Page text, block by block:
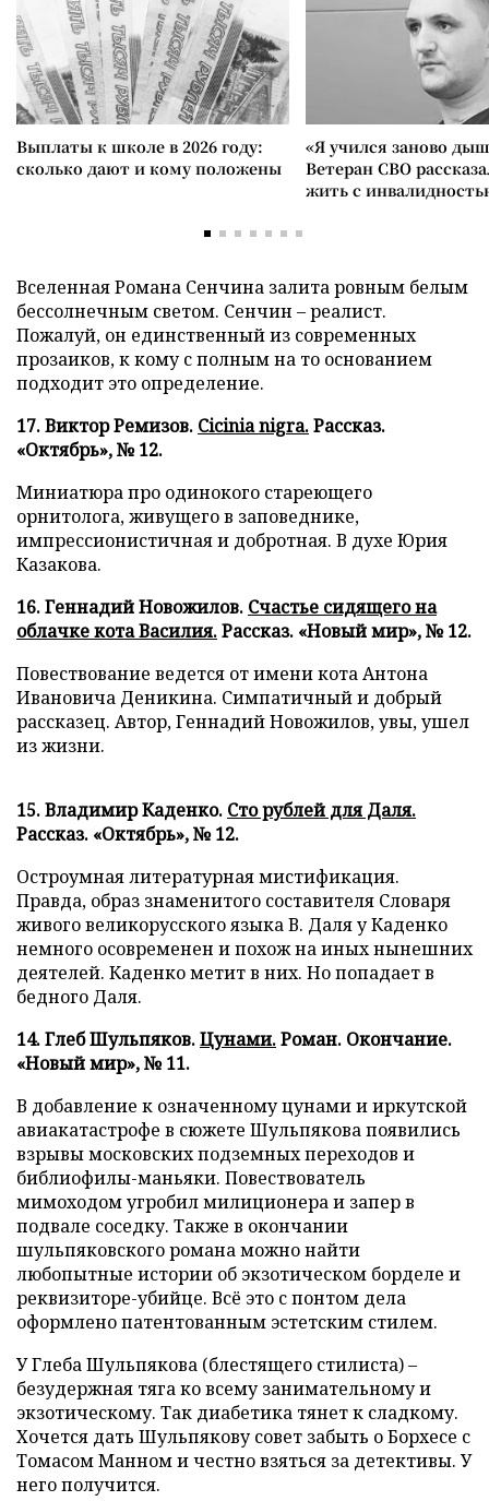
Выплаты к школе в 2026 году:
сколько дают и кому положены
«Я учился заново
Ветеран СВО
жить с
Вселенная Романа Сенчина залита ровным белым
бессолнечным светом. Сенчин – реалист.
Пожалуй, он единственный из современных
прозаиков, к кому с полным на то основанием
подходит это определение.
17. Виктор Ремизов. Cicinia nigra.Рассказ.
«Октябрь», № 12.
Миниатюра про одинокого стареющего
орнитолога, живущего в заповеднике,
импрессионистичная и добротная. В духе Юрия
Казакова.
16. Геннадий Новожилов. Счастье сидящего на
облачке кота Василия.Рассказ. «Новый мир», № 12.
Повествование ведется от имени кота Антона
Ивановича Деникина. Симпатичный и добрый
рассказец. Автор, Геннадий Новожилов, увы, ушел
из жизни.
15. Владимир Каденко. Сто рублей для Даля.
Рассказ. «Октябрь», № 12.
Остроумная литературная мистификация.
Правда, образ знаменитого составителя Словаря
живого великорусского языка В. Даля у Каденко
немного осовременен и похож на иных нынешних
деятелей. Каденко метит в них. Но попадает в
бедного Даля.
14. Глеб Шульпяков.Цунами.Роман. Окончание.
«Новый мир», № 11.
В добавление к означенному цунами и иркутской
авиакатастрофе в сюжете Шульпякова появились
взрывы московских подземных переходов и
библиофилы-маньяки. Повествователь
мимоходом угробил милиционера и запер в
подвале соседку. Также в окончании
шульпяковского романа можно найти
любопытные истории об экзотическом борделе и
реквизиторе-убийце. Всё это с понтом дела
оформлено патентованным эстетским стилем.
У Глеба Шульпякова (блестящего стилиста) –
безудержная тяга ко всему занимательному и
экзотическому. Так диабетика тянет к сладкому.
Хочется дать Шульпякову совет забыть о Борхесе с
Томасом Манном и честно взяться за детективы. У
него получится.